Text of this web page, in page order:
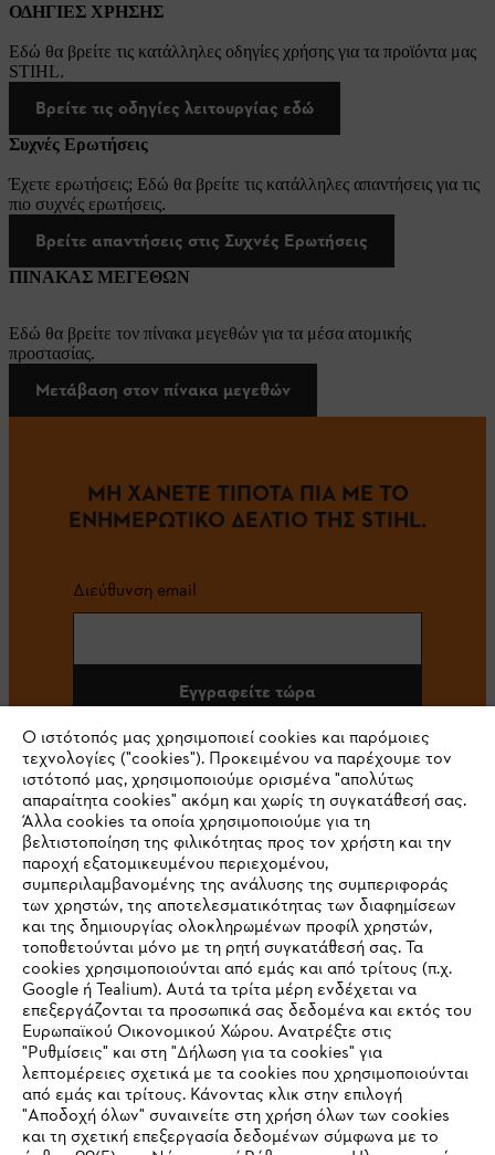
ΟΔΗΓΙΕΣ ΧΡΗΣΗΣ
Εδώ θα βρείτε τις κατάλληλες οδηγίες χρήσης για τα προϊόντα μας
STIHL.
Βρείτε τις οδηγίες λειτουργίας εδώ
Συχνές Ερωτήσεις
Έχετε ερωτήσεις; Εδώ θα βρείτε τις κατάλληλες απαντήσεις για τις
πιο συχνές ερωτήσεις.
Βρείτε απαντήσεις στις Συχνές Ερωτήσεις
ΠΙΝΑΚΑΣ ΜΕΓΕΘΩΝ
Εδώ θα βρείτε τον πίνακα μεγεθών για τα μέσα ατομικής
προστασίας.
Μετάβαση στον πίνακα μεγεθών
ΜΗ ΧΑΝΕΤΕ ΤΙΠΟΤΑ ΠΙΑ ΜΕ ΤΟ
ΕΝΗΜΕΡΩΤΙΚΟ ΔΕΛΤΙΟ ΤΗΣ STIHL.
Διεύθυνση email
Εγγραφείτε τώρα
#STIHL
Εταιρεία
STIHL Συχνές ερωτήσεις
Ο ιστότοπός μας χρησιμοποιεί cookies και παρόμοιες
τεχνολογίες ("cookies"). Προκειμένου να παρέχουμε τον
ιστότοπό μας, χρησιμοποιούμε ορισμένα "απολύτως
απαραίτητα cookies" ακόμη και χωρίς τη συγκατάθεσή σας.
Άλλα cookies τα οποία χρησιμοποιούμε για τη
βελτιστοποίηση της φιλικότητας προς τον χρήστη και την
παροχή εξατομικευμένου περιεχομένου,
συμπεριλαμβανομένης της ανάλυσης της συμπεριφοράς
των χρηστών, της αποτελεσματικότητας των διαφημίσεων
και της δημιουργίας ολοκληρωμένων προφίλ χρηστών,
τοποθετούνται μόνο με τη ρητή συγκατάθεσή σας. Τα
cookies χρησιμοποιούνται από εμάς και από τρίτους (π.χ.
Google ή Tealium). Αυτά τα τρίτα μέρη ενδέχεται να
επεξεργάζονται τα προσωπικά σας δεδομένα και εκτός του
Ευρωπαϊκού Οικονομικού Χώρου. Ανατρέξτε στις
"Ρυθμίσεις" και στη "Δήλωση για τα cookies" για
λεπτομέρειες σχετικά με τα cookies που χρησιμοποιούνται
από εμάς και τρίτους. Κάνοντας κλικ στην επιλογή
"Αποδοχή όλων" συναινείτε στη χρήση όλων των cookies
και τη σχετική επεξεργασία δεδομένων σύμφωνα με το